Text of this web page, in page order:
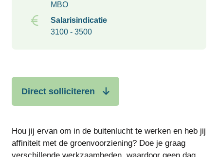
MBO
Salarisindicatie
3100 - 3500
Direct solliciteren
Hou jij ervan om in de buitenlucht te werken en heb jij
affiniteit met de groenvoorziening? Doe je graag